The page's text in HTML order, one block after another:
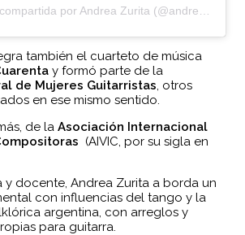
también el cuarteto de música
y formó parte de la
de Mujeres Guitarristas, otros
en ese mismo sentido.
de la Asociación Internacional
(AIVIC, por su sigla en
y docente, Andrea Zurita a borda un
con influencias del tango y la
argentina, con arreglos y
para guitarra.